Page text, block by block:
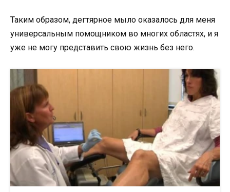
Таким образом, дегтярное мыло оказалось для меня
универсальным помощником во многих областях, и я
уже не могу представить свою жизнь без него.